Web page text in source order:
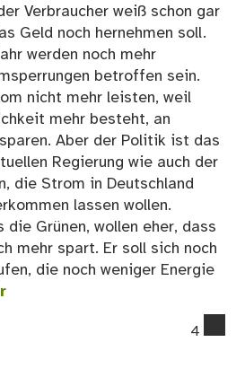
Verbraucher weiß schon gar
Geld noch hernehmen soll.
werden noch mehr
betroffen sein.
nicht mehr leisten, weil
mehr besteht, an
Aber der Politik ist das
Regierung wie auch der
die Strom in Deutschland
lassen wollen.
die Grünen, wollen eher, dass
mehr spart. Er soll sich noch
die noch weniger Energie
4